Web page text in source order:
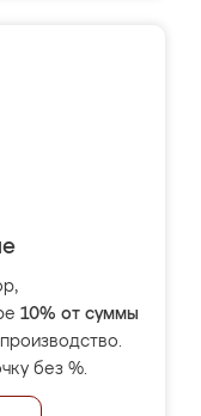
10% от суммы
без %.